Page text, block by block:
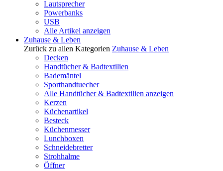
Lautsprecher
Powerbanks
USB
Alle Artikel anzeigen
Zuhause & Leben
Zurück zu allen Kategorien Zuhause & Leben
Decken
Handtücher & Badtextilien
Bademäntel
Sporthandtuecher
Alle Handtücher & Badtextilien anzeigen
Kerzen
Küchenartikel
Besteck
Küchenmesser
Lunchboxen
Schneidebretter
Strohhalme
Öffner